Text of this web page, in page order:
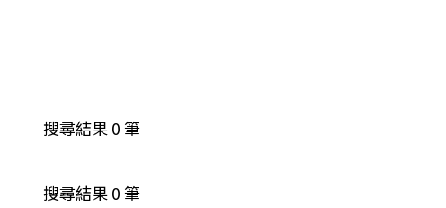
搜尋結果0筆
搜尋結果0筆